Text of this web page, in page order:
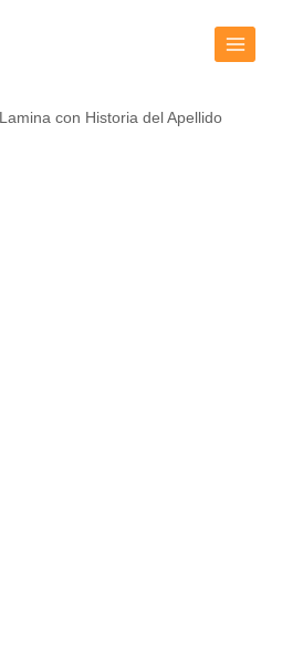
Lamina con Historia del Apellido